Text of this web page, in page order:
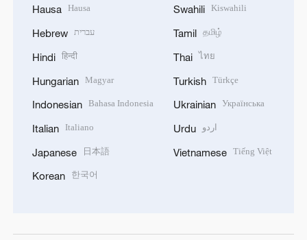
Hausa Hausa
Hebrew עברית
Hindi हिन्दी
Hungarian Magyar
Indonesian Bahasa Indonesia
Italian Italiano
Japanese 日本語
Korean 한국어
Swahili Kiswahili
Tamil தமிழ்
Thai ไทย
Turkish Türkçe
Ukrainian Українська
Urdu اردو
Vietnamese Tiếng Việt